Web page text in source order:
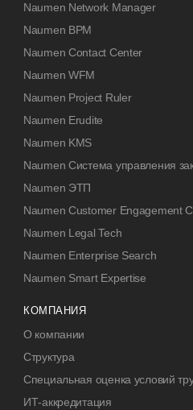
Naumen Network Manager
Naumen BPM
Naumen Contact Center
Naumen WFM
Naumen Project Ruler
Naumen Erudite
Naumen KMS
Naumen Система управления
Naumen ЭТП
Naumen Customer Engagement
Naumen Legal Tech
Naumen Enterprise Search
Naumen Smart Expertise
КОМПАНИЯ
О компании
Структура
Специальная оценка условий
ИТ-аккредитация